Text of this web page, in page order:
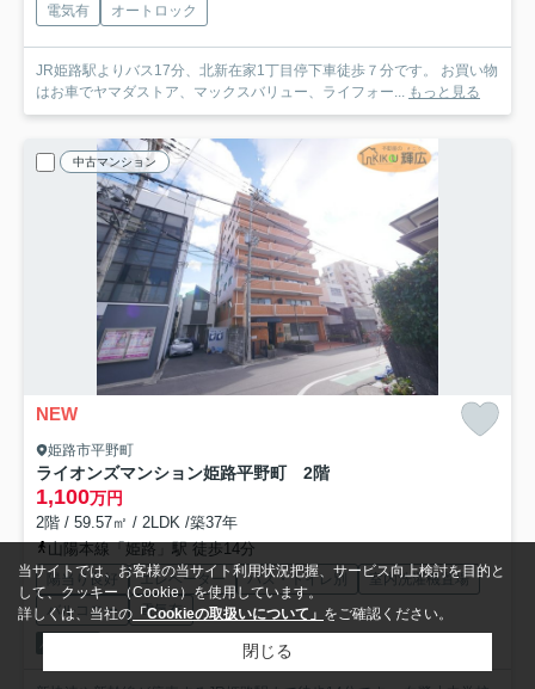
電気有
オートロック
JR姫路駅よりバス17分、北新在家1丁目停下車徒歩７分です。 お買い物
はお車でヤマダストア、マックスバリュー、ライフォー... もっと見る
中古マンション
NEW
姫路市平野町
ライオンズマンション姫路平野町 2階
1,100万円
2階 / 59.57㎡ / 2LDK /築37年
山陽本線「姫路」駅 徒歩14分
陽当り良好 エレベーター バス・トイレ別
室内洗濯機置場
バルコニー
電気有
当サイトでは、お客様の当サイト利用状況把握、サービス向上検討を目的と
して、クッキー（Cookie）を使用しています。
詳しくは、当社の 「Cookieの取扱いについて」 をご確認ください。
閉じる